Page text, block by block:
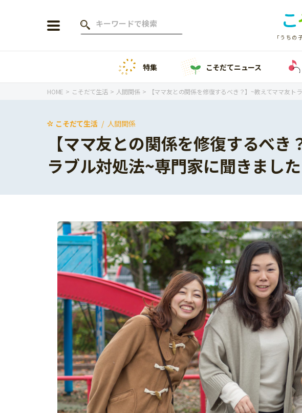
「うちの
年齢から探す
1歳
小学1年生
小学2年生
小学3年生
小学4年生
小学5年生
小学6年生
イベント
ニュース
そだち＆まなび
ワーク・ドリル
幼稚園・保育園
小学校
科学・プログラミング
教育・学習
絵本・読み聞かせ
自由研究・工作
読書感想文
本・読書
こそだて生活
ファッション・美容
行事・イベント
トラブル
親子でいっしょに
人間関係
おでかけ
こそだてマンガ
特集 こそだてニュース
HOME こそだて生活 人間関係 【ママ友との関係を修復するべき？】~教えてママ友ト
こそだて生活 人間関係
【ママ友との関係を修復するべき
ラブル対処法~専門家に聞きました